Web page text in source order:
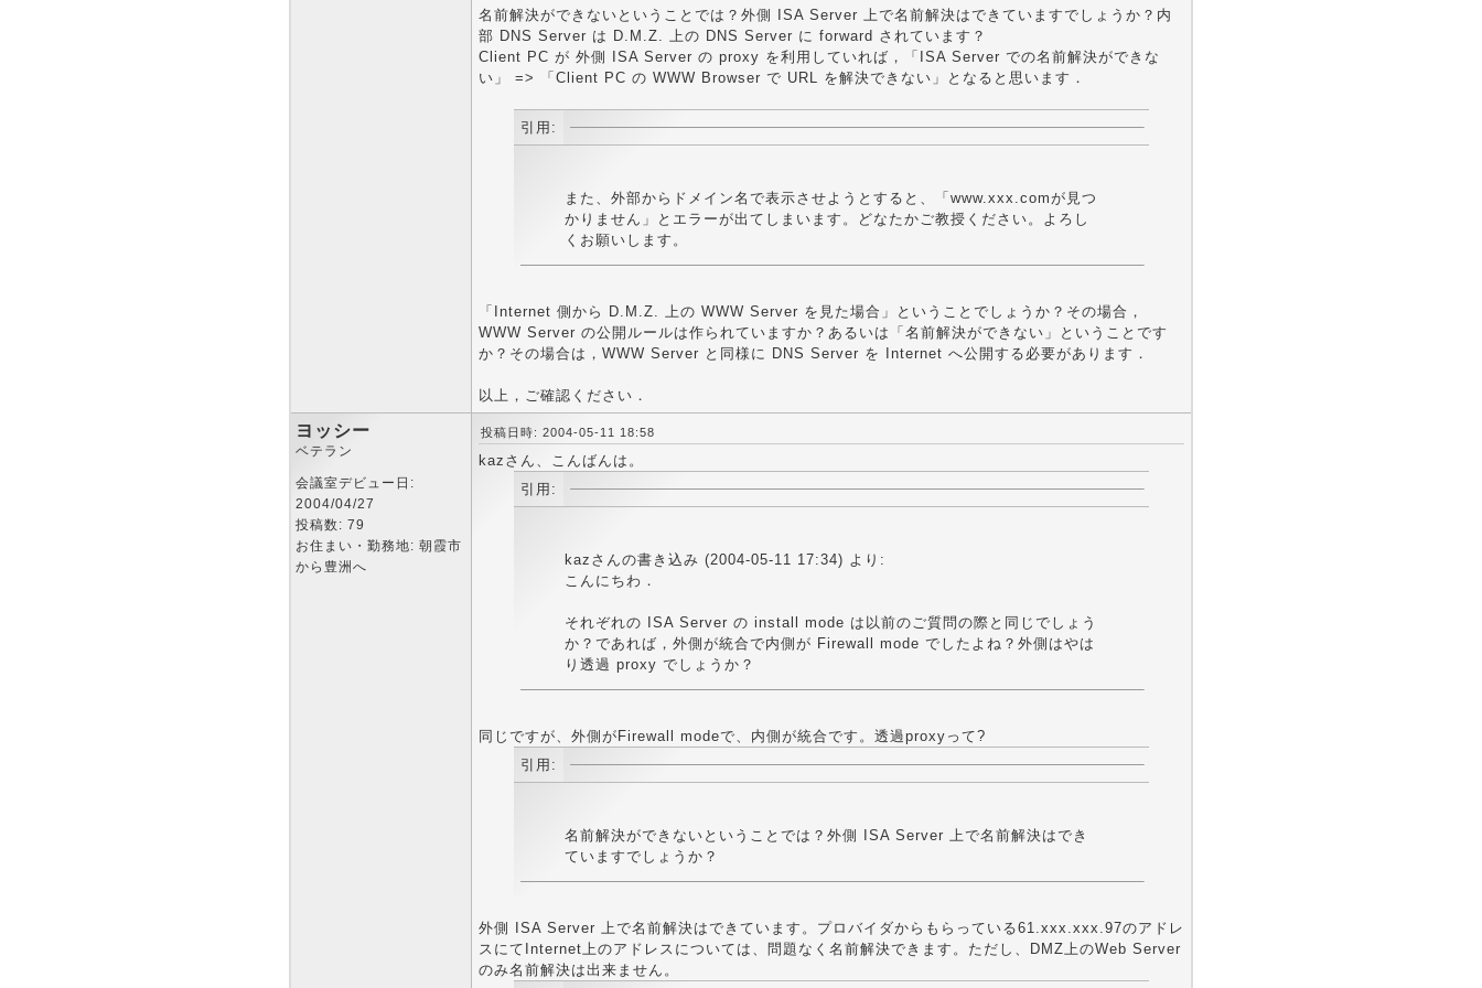
名前解決ができないということでは？外側 ISA Server 上で名前解決はできていますでしょうか？内
部 DNS Server は D.M.Z. 上の DNS Server に forward されています？
Client PC が 外側 ISA Server の proxy を利用していれば，「ISA Server での名前解決ができな
い」 => 「Client PC の WWW Browser で URL を解決できない」となると思います．
引用:
また、外部からドメイン名で表示させようとすると、「www.xxx.comが見つ
かりません」とエラーが出てしまいます。どなたかご教授ください。よろし
くお願いします。
「Internet 側から D.M.Z. 上の WWW Server を見た場合」ということでしょうか？その場合，
WWW Server の公開ルールは作られていますか？あるいは「名前解決ができない」ということです
か？その場合は，WWW Server と同様に DNS Server を Internet へ公開する必要があります．
以上，ご確認ください．
ヨッシー
ベテラン
会議室デビュー日:
2004/04/27
投稿数: 79
お住まい・勤務地: 朝霞市
から豊洲へ
投稿日時: 2004-05-11 18:58
kazさん、こんばんは。
引用:
kazさんの書き込み (2004-05-11 17:34) より:
こんにちわ．
それぞれの ISA Server の install mode は以前のご質問の際と同じでしょう
か？であれば，外側が統合で内側が Firewall mode でしたよね？外側はやは
り透過 proxy でしょうか？
同じですが、外側がFirewall modeで、内側が統合です。透過proxyって?
引用:
名前解決ができないということでは？外側 ISA Server 上で名前解決はでき
ていますでしょうか？
外側 ISA Server 上で名前解決はできています。プロバイダからもらっている61.xxx.xxx.97のアドレ
スにてInternet上のアドレスについては、問題なく名前解決できます。ただし、DMZ上のWeb Server
のみ名前解決は出来ません。